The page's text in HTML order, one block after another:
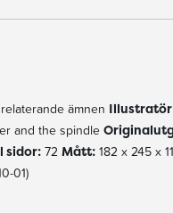
ämnen
and the spindle
sidor:72 Mått:182 x 245 x
01)